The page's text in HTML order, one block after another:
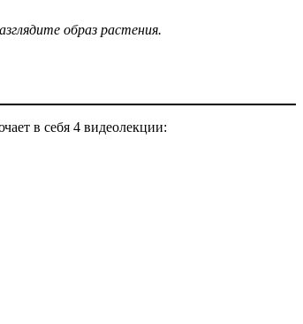
образ растения.
в себя 4 видеолекции: